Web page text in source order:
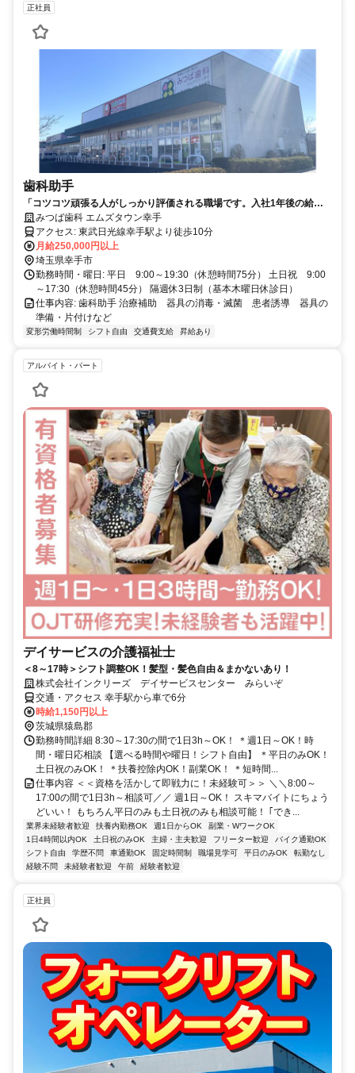
正社員
歯科助手
「コツコツ頑張る人がしっかり評価される職場です。入社1年後の給与
は250,000円。年1回の昇給と賞与2.2か月分で、10年で最大5万円の基本
給アップも実現！残業ほぼなし／終業時間5分前に帰宅可能！交通費全
額支給で通勤負担ゼロ。」
みつば歯科 エムズタウン幸手
アクセス: 東武日光線幸手駅より徒歩10分
月給250,000円以上
埼玉県幸手市
勤務時間・曜日: 平日 9:00～19:30（休憩時間75分） 土日祝 9:00
～17:30（休憩時間45分） 隔週休3日制（基本木曜日休診日）
仕事内容: 歯科助手 治療補助 器具の消毒・滅菌 患者誘導 器具の
準備・片付けなど
変形労働時間制 シフト自由 交通費支給 昇給あり
アルバイト・パート
デイサービスの介護福祉士
＜8～17時＞シフト調整OK！髪型・髪色自由＆まかないあり！
株式会社インクリーズ デイサービスセンター みらいぞ
交通・アクセス 幸手駅から車で6分
時給1,150円以上
茨城県猿島郡
勤務時間詳細 8:30～17:30の間で1日3h～OK！ ＊週1日～OK！時
間・曜日応相談 【選べる時間や曜日！シフト自由】 ＊平日のみOK！
土日祝のみOK！ ＊扶養控除内OK！副業OK！ ＊短時間...
仕事内容 ＜＜資格を活かして即戦力に！未経験可＞＞ ＼＼8:00～
17:00の間で1日3h～相談可／／ 週1日～OK！ スキマバイトにちょう
どいい！ もちろん平日のみも土日祝のみも相談可能！ ｢でき...
業界未経験者歓迎 扶養内勤務OK 週1日からOK
副業・WワークOK
1日4時間以内OK
土日祝のみOK 主婦・主夫歓迎 フリーター歓迎
バイク通勤OK
シフト自由
学歴不問 車通勤OK 固定時間制 職場見学可 平日のみOK
転勤なし
経験不問
未経験者歓迎 午前 経験者歓迎
正社員